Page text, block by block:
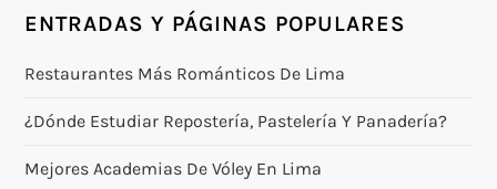
ENTRADAS Y PÁGINAS POPULARES
Restaurantes Más Románticos De Lima
¿Dónde Estudiar Repostería, Pastelería Y Panadería?
Mejores Academias De Vóley En Lima